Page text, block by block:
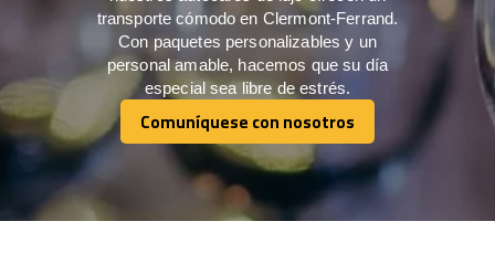
transporte cómodo en Clermont-Ferrand.
Con paquetes personalizables y un
personal amable, hacemos que su día
especial sea libre de estrés.
Comuníquese con nosotros
Comuníquese con nosotros